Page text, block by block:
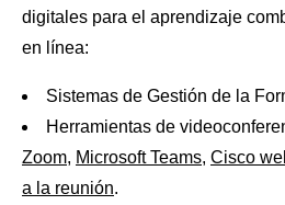
digitales para el aprendizaje
en línea:
Sistemas de Gestión de la
Herramientas de
Zoom, Microsoft Teams, Cisco
a la reunión.